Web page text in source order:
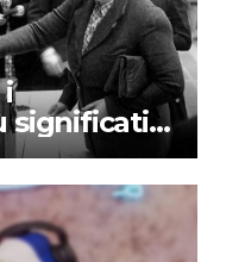
significativi